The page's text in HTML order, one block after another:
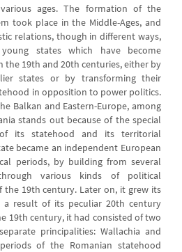
ages. The formation of the
took place in the Middle-Ages, and
relations, though in different ways,
states which have become
the 19th and 20th centuries, either by
states or by transforming their
in opposition to power politics.
Balkan and Eastern-Europe, among
stands out because of the special
its statehood and its territorial
became an independent European
periods, by building from several
various kinds of political
the 19th century. Later on, it grew its
a result of its peculiar 20th century
19th century, it had consisted of two
principalities: Wallachia and
of the Romanian statehood